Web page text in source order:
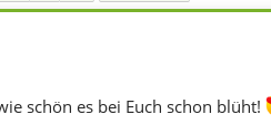
schön es bei Euch schon blüht!